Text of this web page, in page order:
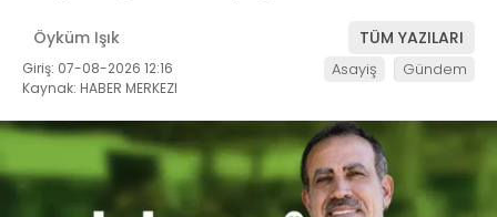
Öyküm Işık TÜM YAZILARI
Giriş: 07-08-2026 12:16
Kaynak: HABER MERKEZI
Asayiş Gündem